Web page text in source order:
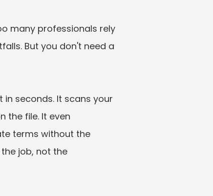
many professionals rely
But you don't need a
seconds. It scans your
the file. It even
terms without the
job, not the